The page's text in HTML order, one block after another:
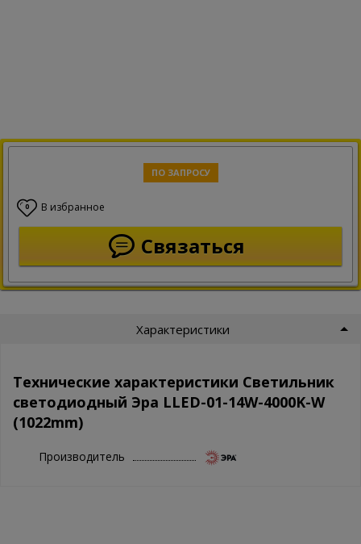
ПО ЗАПРОСУ
0 В избранное
Связаться
Характеристики
Технические характеристики Светильник
светодиодный Эра LLED-01-14W-4000K-W
(1022mm)
Производитель